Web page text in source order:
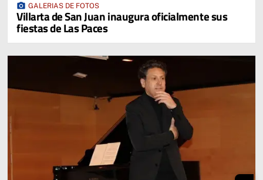
photo_camera GALERIAS DE FOTOS
Villarta de San Juan inaugura oficialmente sus
fiestas de Las Paces